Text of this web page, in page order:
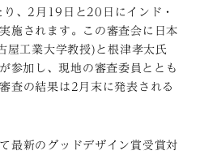
、2月19日と20日にインド・
施されます。この審査会に日本
屋工業大学教授)と根津孝太氏
加し、現地の審査委員ととも
査の結果は2月末に発表される
最新のグッドデザイン賞受賞対